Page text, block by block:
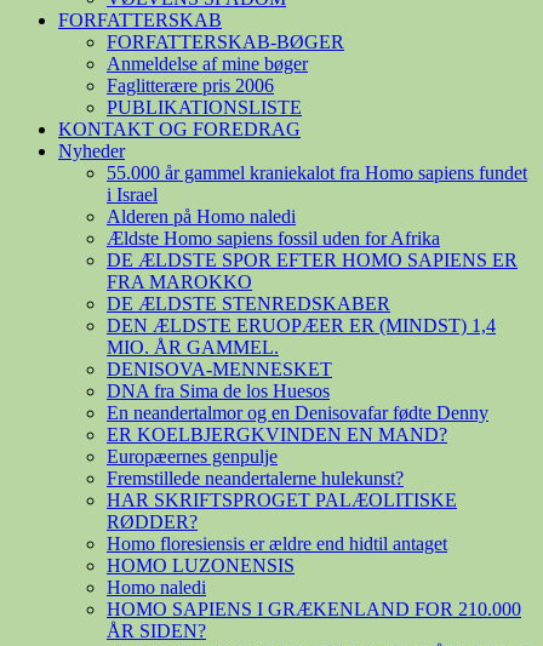
FORFATTERSKAB
FORFATTERSKAB-BØGER
Anmeldelse af mine bøger
Faglitterære pris 2006
PUBLIKATIONSLISTE
KONTAKT OG FOREDRAG
Nyheder
55.000 år gammel kraniekalot fra Homo sapiens fundet
i Israel
Alderen på Homo naledi
Ældste Homo sapiens fossil uden for Afrika
DE ÆLDSTE SPOR EFTER HOMO SAPIENS ER
FRA MAROKKO
DE ÆLDSTE STENREDSKABER
DEN ÆLDSTE ERUOPÆER ER (MINDST) 1,4
MIO. ÅR GAMMEL.
DENISOVA-MENNESKET
DNA fra Sima de los Huesos
En neandertalmor og en Denisovafar fødte Denny
ER KOELBJERGKVINDEN EN MAND?
Europæernes genpulje
Fremstillede neandertalerne hulekunst?
HAR SKRIFTSPROGET PALÆOLITISKE
RØDDER?
Homo floresiensis er ældre end hidtil antaget
HOMO LUZONENSIS
Homo naledi
HOMO SAPIENS I GRÆKENLAND FOR 210.000
ÅR SIDEN?